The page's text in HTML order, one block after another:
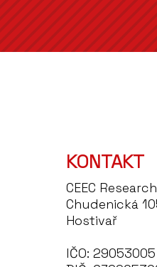
KONTAKT
CEEC
Chudenická
Hostivař
IČO: 29053005